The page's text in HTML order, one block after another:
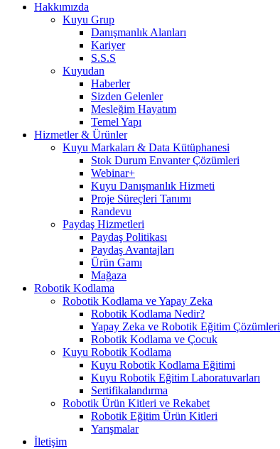
Hakkımızda
Kuyu Grup
Danışmanlık Alanları
Kariyer
S.S.S
Kuyudan
Haberler
Sizden Gelenler
Mesleğim Hayatım
Temel Yapı
Hizmetler & Ürünler
Kuyu Markaları & Data Kütüphanesi
Stok Durum Envanter Çözümleri
Webinar+
Kuyu Danışmanlık Hizmeti
Proje Süreçleri Tanımı
Randevu
Paydaş Hizmetleri
Paydaş Politikası
Paydaş Avantajları
Ürün Gamı
Mağaza
Robotik Kodlama
Robotik Kodlama ve Yapay Zeka
Robotik Kodlama Nedir?
Yapay Zeka ve Robotik Eğitim Çözümleri
Robotik Kodlama ve Çocuk
Kuyu Robotik Kodlama
Kuyu Robotik Kodlama Eğitimi
Kuyu Robotik Eğitim Laboratuvarları
Sertifikalandırma
Robotik Ürün Kitleri ve Rekabet
Robotik Eğitim Ürün Kitleri
Yarışmalar
İletişim